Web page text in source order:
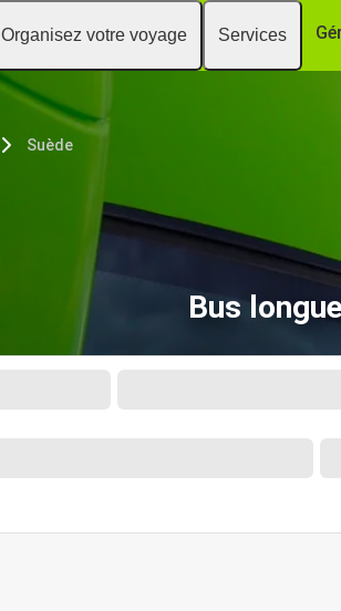
Organisez votre voyage Services
Suède
Bus